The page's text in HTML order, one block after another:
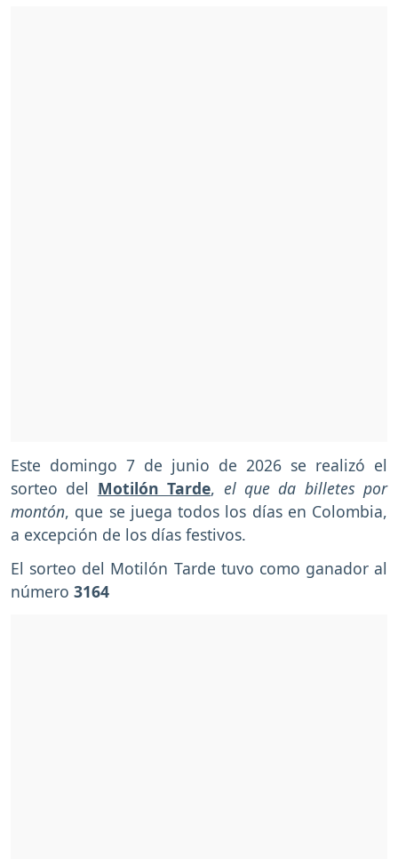
Este domingo 7 de junio de 2026 se realizó el
sorteo del Motilón Tarde, el que da billetes por
montón, que se juega todos los días en Colombia,
a excepción de los días festivos.
El sorteo del Motilón Tarde tuvo como ganador al
número 3164